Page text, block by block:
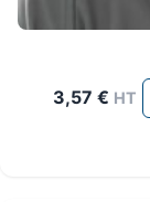
3,57 € HT